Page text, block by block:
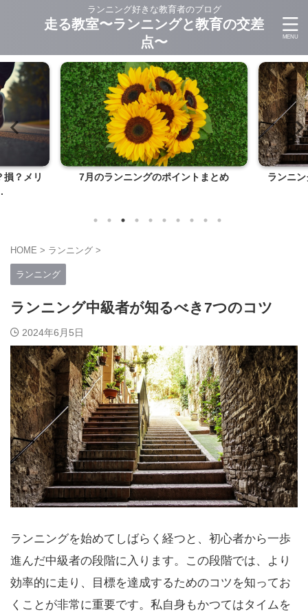
ランニング好きな教育者のブログ
走る教室〜ランニングと教育の交差
点〜
損？メリ
7月のランニングのポイントまとめ ランニ
HOME > ランニング >
ランニング
ランニング中級者が知るべき7つのコツ
2024年6月5日
ランニングを始めてしばらく経つと、初心者から一歩
進んだ中級者の段階に入ります。この段階では、より
効率的に走り、目標を達成するためのコツを知ってお
くことが非常に重要です。私自身もかつてはタイムを